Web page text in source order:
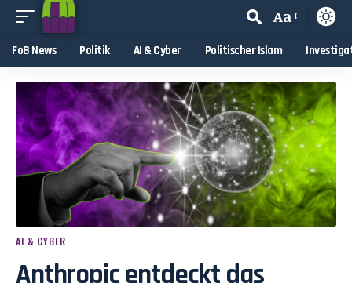
Aa
FoB News Politik AI & Cyber Politischer Islam
AI & CYBER
Anthropic entdeckt das